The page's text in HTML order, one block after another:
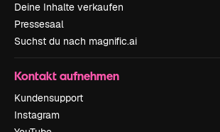
Deine Inhalte verkaufen
Pressesaal
Suchst du nach magnific.ai
Kontakt aufnehmen
Kundensupport
Instagram